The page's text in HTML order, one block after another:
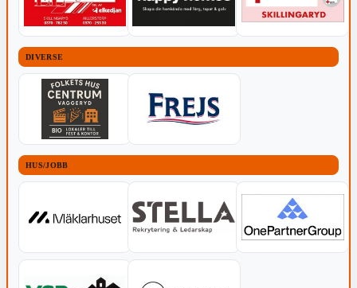
DIVERSE
HUS/JOBB